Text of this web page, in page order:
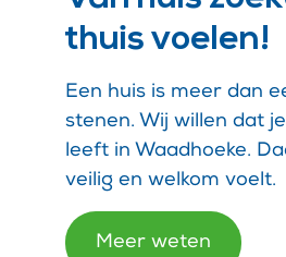
thuis voelen!
Een huis is meer dan
stenen. Wij willen dat
leeft in Waadhoeke.
veilig en welkom voelt.
Meer weten